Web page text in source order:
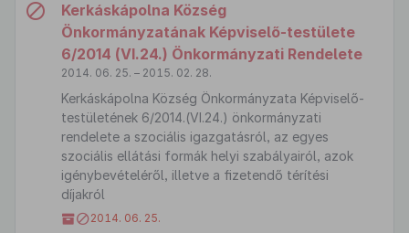
Kerkáskápolna Község
Önkormányzatának Képviselő-testülete
6/2014 (VI.24.) Önkormányzati Rendelete
2014. 06. 25. – 2015. 02. 28.
Kerkáskápolna Község Önkormányzata Képviselő-
testületének 6/2014.(VI.24.) önkormányzati
rendelete a szociális igazgatásról, az egyes
szociális ellátási formák helyi szabályairól, azok
igénybevételéről, illetve a fizetendő térítési
díjakról
2014. 06. 25.